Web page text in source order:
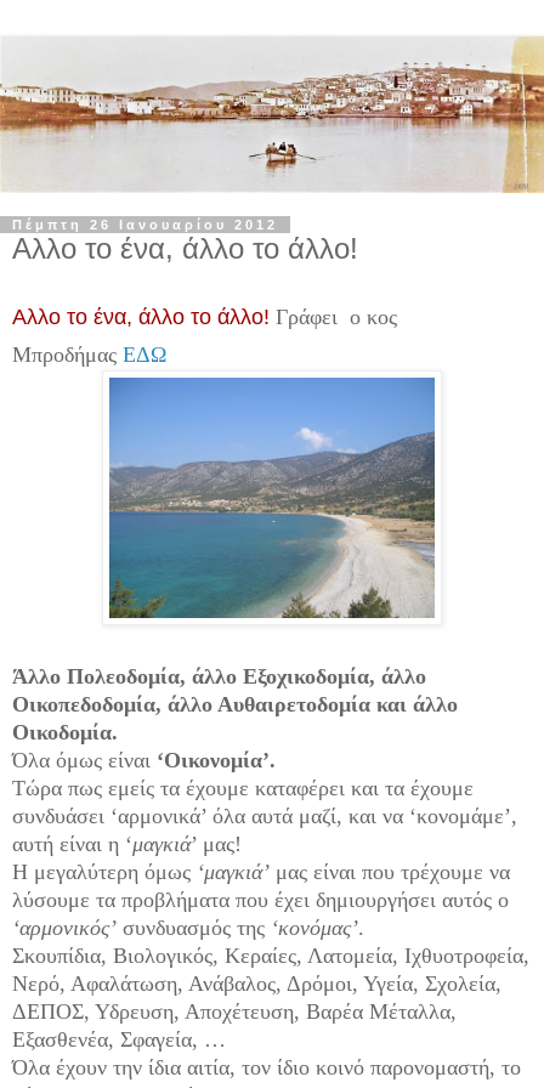
Πέμπτη 26 Ιανουαρίου 2012
Αλλο το ένα, άλλο το άλλο!
Αλλο το ένα, άλλο το άλλο! Γράφει ο κος
Μπροδήμας ΕΔΩ
Άλλο Πολεοδομία, άλλο Εξοχικοδομία, άλλο
Οικοπεδοδομία, άλλο Αυθαιρετοδομία και άλλο
Οικοδομία.
Όλα όμως είναι ‘Οικονομία’.
Τώρα πως εμείς τα έχουμε καταφέρει και τα έχουμε
συνδυάσει ‘αρμονικά’ όλα αυτά μαζί, και να ‘κονομάμε’,
αυτή είναι η ‘μαγκιά’ μας!
Η μεγαλύτερη όμως ‘μαγκιά’ μας είναι που τρέχουμε να
λύσουμε τα προβλήματα που έχει δημιουργήσει αυτός ο
‘αρμονικός’ συνδυασμός της ‘κονόμας’.
Σκουπίδια, Βιολογικός, Κεραίες, Λατομεία, Ιχθυοτροφεία,
Νερό, Αφαλάτωση, Ανάβαλος, Δρόμοι, Υγεία, Σχολεία,
ΔΕΠΟΣ, Υδρευση, Αποχέτευση, Βαρέα Μέταλλα,
Εξασθενέα, Σφαγεία, …
Όλα έχουν την ίδια αιτία, τον ίδιο κοινό παρονομαστή, το